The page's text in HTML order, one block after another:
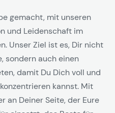
gemacht, mit unseren
und Leidenschaft im
Unser Ziel ist es, Dir nicht
sondern auch einen
damit Du Dich voll und
kannst. Mit
an Deiner Seite, der Eure